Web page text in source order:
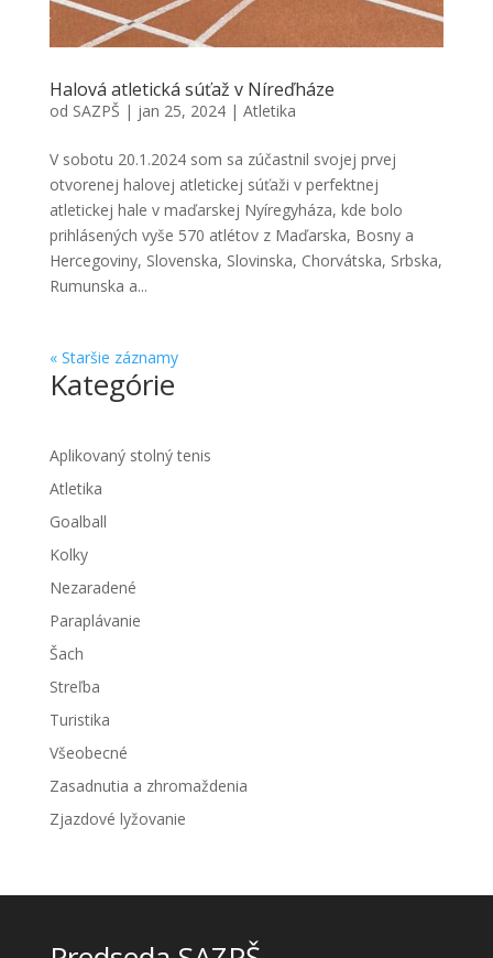
Halová atletická súťaž v Níreďháze
od SAZPŠ | jan 25, 2024| Atletika
V sobotu 20.1.2024 som sa zúčastnil svojej prvej
otvorenej halovej atletickej súťaži v perfektnej
atletickej hale v maďarskej Nyíregyháza, kde bolo
prihlásených vyše 570 atlétov z Maďarska, Bosny a
Hercegoviny, Slovenska, Slovinska, Chorvátska, Srbska,
Rumunska a...
« Staršie záznamy
Kategórie
Aplikovaný stolný tenis
Atletika
Goalball
Kolky
Nezaradené
Paraplávanie
Šach
Streľba
Turistika
Všeobecné
Zasadnutia a zhromaždenia
Zjazdové lyžovanie